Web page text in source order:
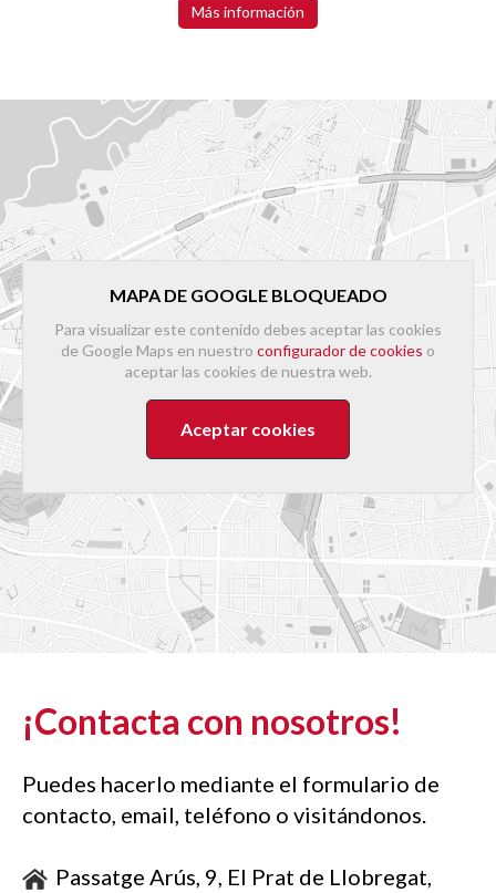
Más información
MAPA DE GOOGLE BLOQUEADO
Para visualizar este contenido debes aceptar las cookies
de Google Maps en nuestro configurador de cookies o
aceptar las cookies de nuestra web.
Aceptar cookies
¡Contacta con nosotros!
Puedes hacerlo mediante el formulario de
contacto, email, teléfono o visitándonos.
Passatge Arús, 9, El Prat de Llobregat,